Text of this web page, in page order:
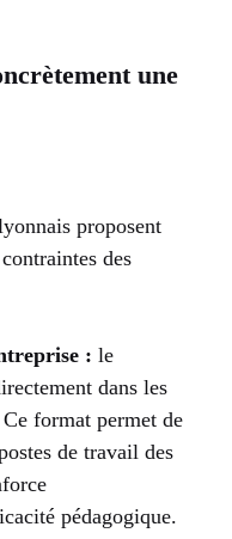
une
proposent
des
: le
dans les
format permet de
de travail des
pédagogique.